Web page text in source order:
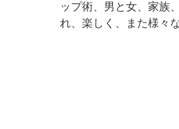
ップ術、男と女、家族
れ、楽しく、また様々